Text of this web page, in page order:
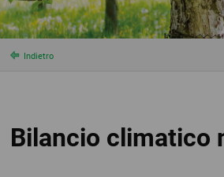
Indietro
Bilancio climatico